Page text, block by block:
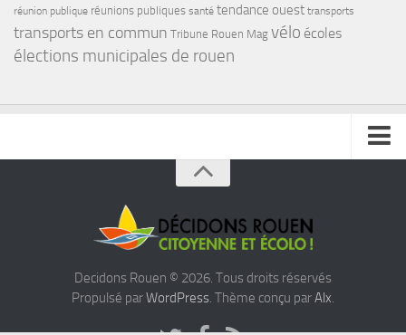
réunion publique réunions publiques santé tendance ouest transports
transports en commun Tribune Rouen Mag vélo écoles
élections municipales de rouen
INSCRIVEZ VOUS A NOTRE NEWSLETTER
Decidons Rouen © 2026. Tous droits réservés
Propulsé parWordPress. Thème conçu parAlx.